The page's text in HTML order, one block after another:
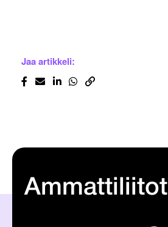
Jaa artikkeli:
Ammattiliitot